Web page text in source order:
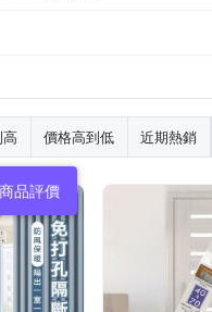
價格高到低 近期熱銷